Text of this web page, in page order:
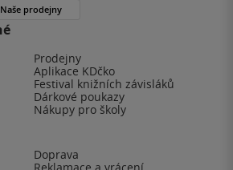
Prodejny
Aplikace KDčko
Festival knižních závisláků
Dárkové poukazy
Nákupy pro školy
Doprava
Naše prodejny